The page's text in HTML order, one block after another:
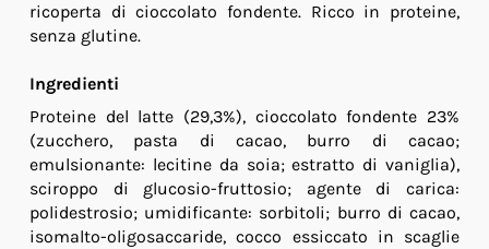
ricoperta di cioccolato fondente. Ricco in proteine,
senza glutine.
Ingredienti
Proteine del latte (29,3%), cioccolato fondente 23%
(zucchero, pasta di cacao, burro di cacao;
emulsionante: lecitine da soia; estratto di vaniglia),
sciroppo di glucosio-fruttosio; agente di carica:
polidestrosio; umidificante: sorbitoli; burro di cacao,
isomalto-oligosaccaride, cocco essiccato in scaglie